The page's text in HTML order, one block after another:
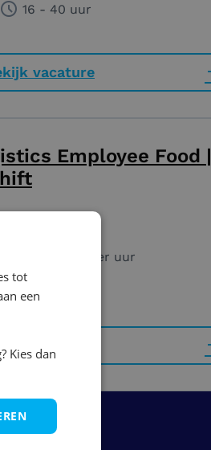
16 - 40 uur
vacature
Employee Food |
per uur
40 uur
vacature
tot
een
Kies dan